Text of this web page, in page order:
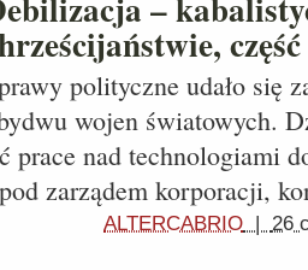
polityczne udało się
wojen światowych.
prace nad technologiami
zarządem korporacji,
ALTERCABRIO | 26